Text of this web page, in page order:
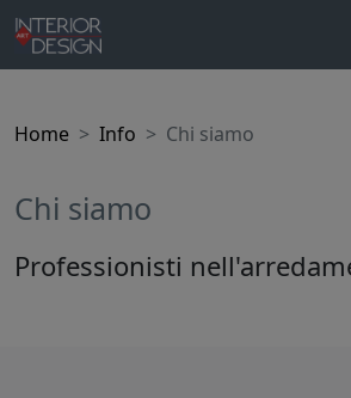
Home Info Chi siamo
Chi siamo
Professionisti